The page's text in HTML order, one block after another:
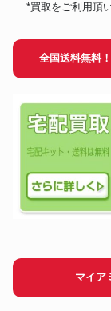
*買取をご利用頂
全国送料無料
マイア